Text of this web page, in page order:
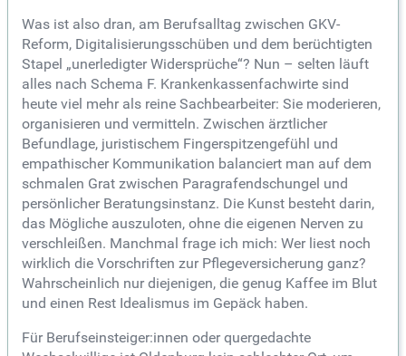
Was ist also dran, am Berufsalltag zwischen GKV-
Reform, Digitalisierungsschüben und dem berüchtigten
Stapel „unerledigter Widersprüche“? Nun – selten läuft
alles nach Schema F. Krankenkassenfachwirte sind
heute viel mehr als reine Sachbearbeiter: Sie moderieren,
organisieren und vermitteln. Zwischen ärztlicher
Befundlage, juristischem Fingerspitzengefühl und
empathischer Kommunikation balanciert man auf dem
schmalen Grat zwischen Paragrafendschungel und
persönlicher Beratungsinstanz. Die Kunst besteht darin,
das Mögliche auszuloten, ohne die eigenen Nerven zu
verschleißen. Manchmal frage ich mich: Wer liest noch
wirklich die Vorschriften zur Pflegeversicherung ganz?
Wahrscheinlich nur diejenigen, die genug Kaffee im Blut
und einen Rest Idealismus im Gepäck haben.
Für Berufseinsteiger:innen oder quergedachte